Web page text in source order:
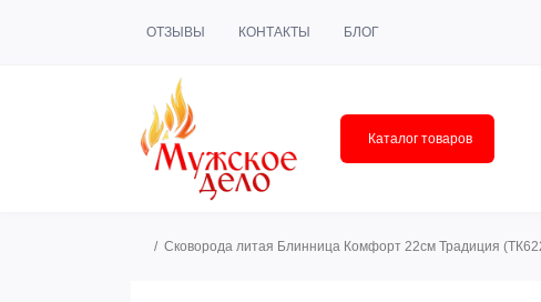
ОТЗЫВЫ КОНТАКТЫ БЛОГ
Каталог товаров
Сковорода литая Блинница Комфорт 22см Традиция